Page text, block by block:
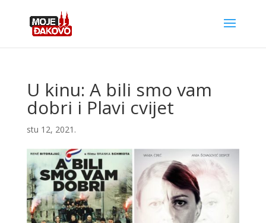
U kinu: A bili smo vam
dobri i Plavi cvijet
stu 12, 2021.